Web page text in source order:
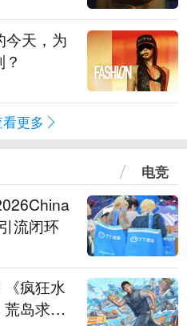
今天，为
更多
电竞
流闭环
疯狂水
岛求生